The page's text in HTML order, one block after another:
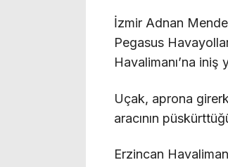
İzmir Adnan
Pegasus
Havalimanı’na iniş
Uçak, aprona
aracının
Erzincan